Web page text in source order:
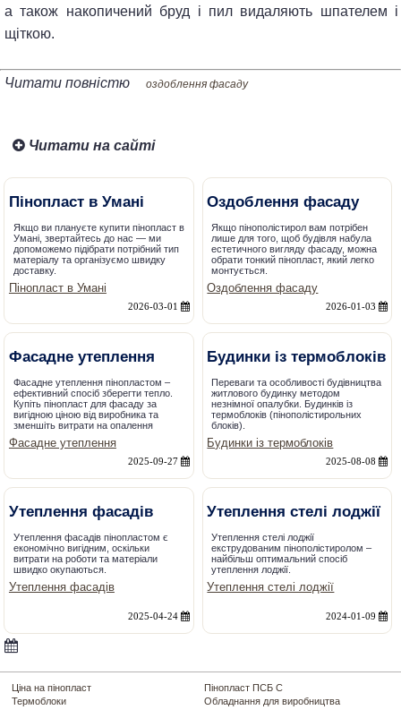
а також накопичений бруд і пил видаляють шпателем і
щіткою.
Читати повністю оздоблення фасаду
Читати на сайті
Пінопласт в Умані
Якщо ви плануєте купити пінопласт в
Умані, звертайтесь до нас — ми
допоможемо підібрати потрібний тип
матеріалу та організуємо швидку
доставку.
Пінопласт в Умані
2026-03-01
Оздоблення фасаду
Якщо пінополістирол вам потрібен
лише для того, щоб будівля набула
естетичного вигляду фасаду, можна
обрати тонкий пінопласт, який легко
монтується.
Оздоблення фасаду
2026-01-03
Фасадне утеплення
Фасадне утеплення пінопластом –
ефективний спосіб зберегти тепло.
Купіть пінопласт для фасаду за
вигідною ціною від виробника та
зменшіть витрати на опалення
Фасадне утеплення
2025-09-27
Будинки із термоблоків
Переваги та особливості будівництва
житлового будинку методом
незнімної опалубки. Будинків із
термоблоків (пінополістирольних
блоків).
Будинки із термоблоків
2025-08-08
Утеплення фасадів
Утеплення фасадів пінопластом є
економічно вигідним, оскільки
витрати на роботи та матеріали
швидко окупаються.
Утеплення фасадів
2025-04-24
Утеплення стелі лоджії
Утеплення стелі лоджії
екструдованим пінополістиролом –
найбільш оптимальний спосіб
утеплення лоджії.
Утеплення стелі лоджії
2024-01-09
Ціна на пінопласт
Термоблоки
Пінопласт ПСБ С
Обладнання для виробництва